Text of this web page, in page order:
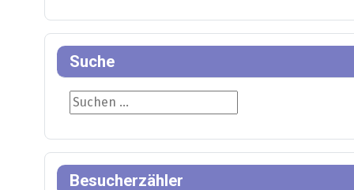
Suche
Suche
Besucherzähler